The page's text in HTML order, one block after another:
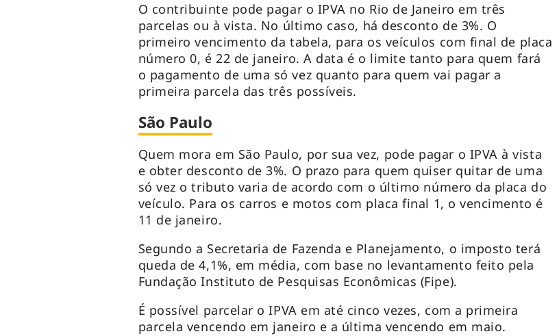
O contribuinte pode pagar o IPVA no Rio de Janeiro em três
parcelas ou à vista. No último caso, há desconto de 3%. O
primeiro vencimento da tabela, para os veículos com final de placa
número 0, é 22 de janeiro. A data é o limite tanto para quem fará
o pagamento de uma só vez quanto para quem vai pagar a
primeira parcela das três possíveis.
São Paulo
Quem mora em São Paulo, por sua vez, pode pagar o IPVA à vista
e obter desconto de 3%. O prazo para quem quiser quitar de uma
só vez o tributo varia de acordo com o último número da placa do
veículo. Para os carros e motos com placa final 1, o vencimento é
11 de janeiro.
Segundo a Secretaria de Fazenda e Planejamento, o imposto terá
queda de 4,1%, em média, com base no levantamento feito pela
Fundação Instituto de Pesquisas Econômicas (Fipe).
É possível parcelar o IPVA em até cinco vezes, com a primeira
parcela vencendo em janeiro e a última vencendo em maio.